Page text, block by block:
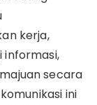
kerja,
informasi,
secara
ini